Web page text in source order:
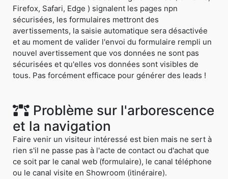
Firefox, Safari, Edge ) signalent les pages npn
sécurisées, les formulaires mettront des
avertissements, la saisie automatique sera désactivée
et au moment de valider l'envoi du formulaire rempli un
nouvel avertissement que vos données ne sont pas
sécurisées et qu'elles vos données sont visibles de
tous. Pas forcément efficace pour générer des leads !
Problème sur l'arborescence
et la navigation
Faire venir un visiteur intéressé est bien mais ne sert à
rien s'il ne passe pas à l'acte de contact ou d'achat que
ce soit par le canal web (formulaire), le canal téléphone
ou le canal visite en Showroom (itinéraire).